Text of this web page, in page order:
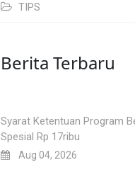
TIPS
Berita Terbaru
Syarat Ketentuan Program
Spesial Rp 17ribu
Aug 04, 2026